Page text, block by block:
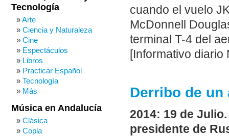
cuando el vuelo
McDonnell
terminal T-4 del
[Informativo diario
Derribo de un
2014: 19 de
presidente de
Tecnología
Arte
Ciencia y Naturaleza
Cine
Espectáculos
Libros
Practicar Español
Tecnología
Más
Música en Andalucía
Clásica
Copla